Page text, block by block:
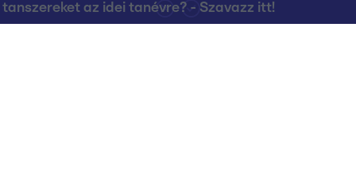
az idei tanévre? - Szavazz itt!